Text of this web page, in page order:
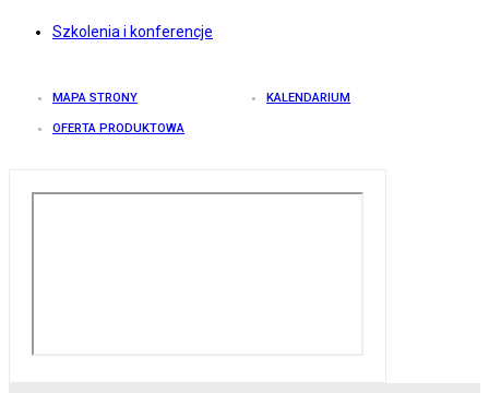
Szkolenia i konferencje
MAPA STRONY KALENDARIUM
OFERTA PRODUKTOWA